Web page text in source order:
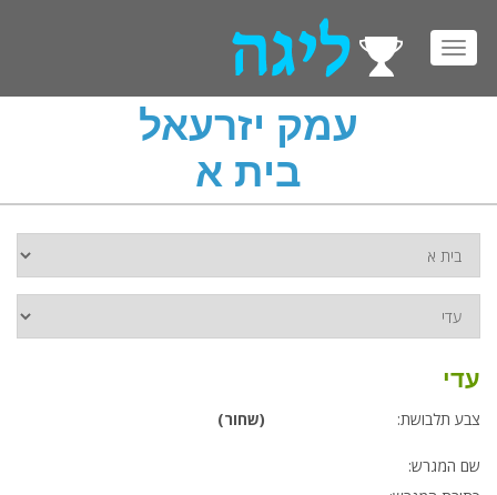
עמק יזרעאל
בית א
עדי
צבע תלבושת: (שחור)
שם המגרש: